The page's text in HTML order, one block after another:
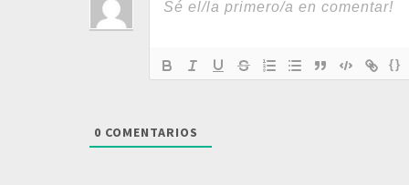
{}
0 COMENTARIOS